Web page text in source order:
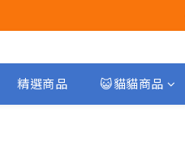
精選商品 😺貓貓商品